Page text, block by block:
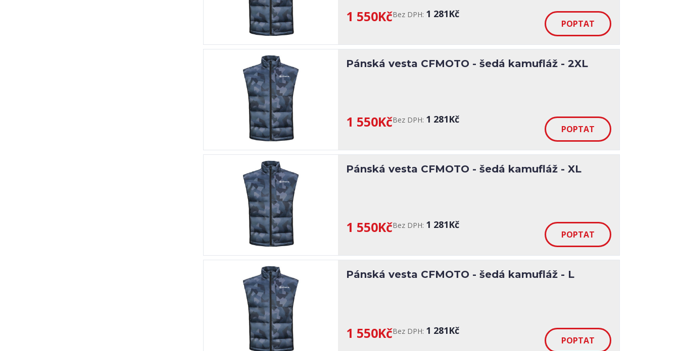
1 550KčBez DPH: 1 281Kč
Pánská vesta CFMOTO - šedá kamufláž - 2XL
1 550KčBez DPH: 1 281Kč
Pánská vesta CFMOTO - šedá kamufláž - XL
1 550KčBez DPH: 1 281Kč
Pánská vesta CFMOTO - šedá kamufláž - L
1 550KčBez DPH: 1 281Kč